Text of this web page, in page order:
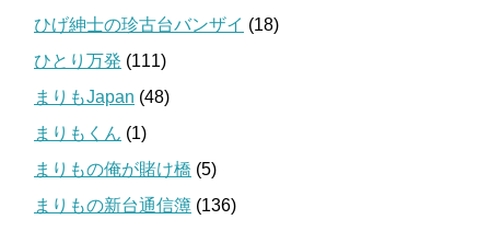
ひげ紳士の珍古台バンザイ (18)
ひとり万発 (111)
まりもJapan (48)
まりもくん (1)
まりもの俺が賭け橋 (5)
まりもの新台通信簿 (136)